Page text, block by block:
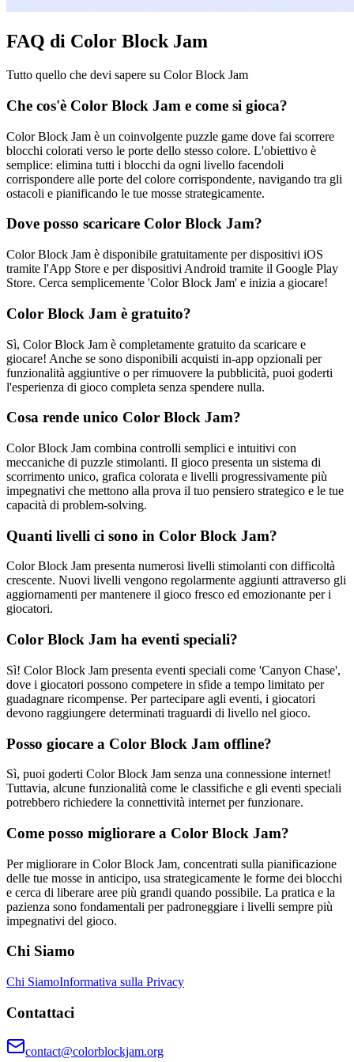
FAQ di Color Block Jam
Tutto quello che devi sapere su Color Block Jam
Che cos'è Color Block Jam e come si gioca?
Color Block Jam è un coinvolgente puzzle game dove fai scorrere
blocchi colorati verso le porte dello stesso colore. L'obiettivo è
semplice: elimina tutti i blocchi da ogni livello facendoli
corrispondere alle porte del colore corrispondente, navigando tra gli
ostacoli e pianificando le tue mosse strategicamente.
Dove posso scaricare Color Block Jam?
Color Block Jam è disponibile gratuitamente per dispositivi iOS
tramite l'App Store e per dispositivi Android tramite il Google Play
Store. Cerca semplicemente 'Color Block Jam' e inizia a giocare!
Color Block Jam è gratuito?
Sì, Color Block Jam è completamente gratuito da scaricare e
giocare! Anche se sono disponibili acquisti in-app opzionali per
funzionalità aggiuntive o per rimuovere la pubblicità, puoi goderti
l'esperienza di gioco completa senza spendere nulla.
Cosa rende unico Color Block Jam?
Color Block Jam combina controlli semplici e intuitivi con
meccaniche di puzzle stimolanti. Il gioco presenta un sistema di
scorrimento unico, grafica colorata e livelli progressivamente più
impegnativi che mettono alla prova il tuo pensiero strategico e le tue
capacità di problem-solving.
Quanti livelli ci sono in Color Block Jam?
Color Block Jam presenta numerosi livelli stimolanti con difficoltà
crescente. Nuovi livelli vengono regolarmente aggiunti attraverso gli
aggiornamenti per mantenere il gioco fresco ed emozionante per i
giocatori.
Color Block Jam ha eventi speciali?
Sì! Color Block Jam presenta eventi speciali come 'Canyon Chase',
dove i giocatori possono competere in sfide a tempo limitato per
guadagnare ricompense. Per partecipare agli eventi, i giocatori
devono raggiungere determinati traguardi di livello nel gioco.
Posso giocare a Color Block Jam offline?
Sì, puoi goderti Color Block Jam senza una connessione internet!
Tuttavia, alcune funzionalità come le classifiche e gli eventi speciali
potrebbero richiedere la connettività internet per funzionare.
Come posso migliorare a Color Block Jam?
Per migliorare in Color Block Jam, concentrati sulla pianificazione
delle tue mosse in anticipo, usa strategicamente le forme dei blocchi
e cerca di liberare aree più grandi quando possibile. La pratica e la
pazienza sono fondamentali per padroneggiare i livelli sempre più
impegnativi del gioco.
Chi Siamo
Chi SiamoInformativa sulla Privacy
Contattaci
contact@colorblockjam.org